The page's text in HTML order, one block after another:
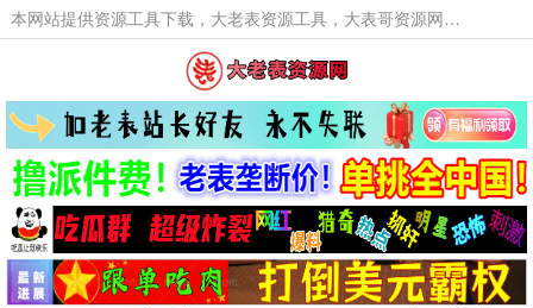
本网站提供资源工具下载，大老表资源工具，大表哥资源网软件工具，大老表资源下载，活动线报福利资源分享,活动线报，大型网游经典游戏，网络热门技术游戏辅助交流与分享。